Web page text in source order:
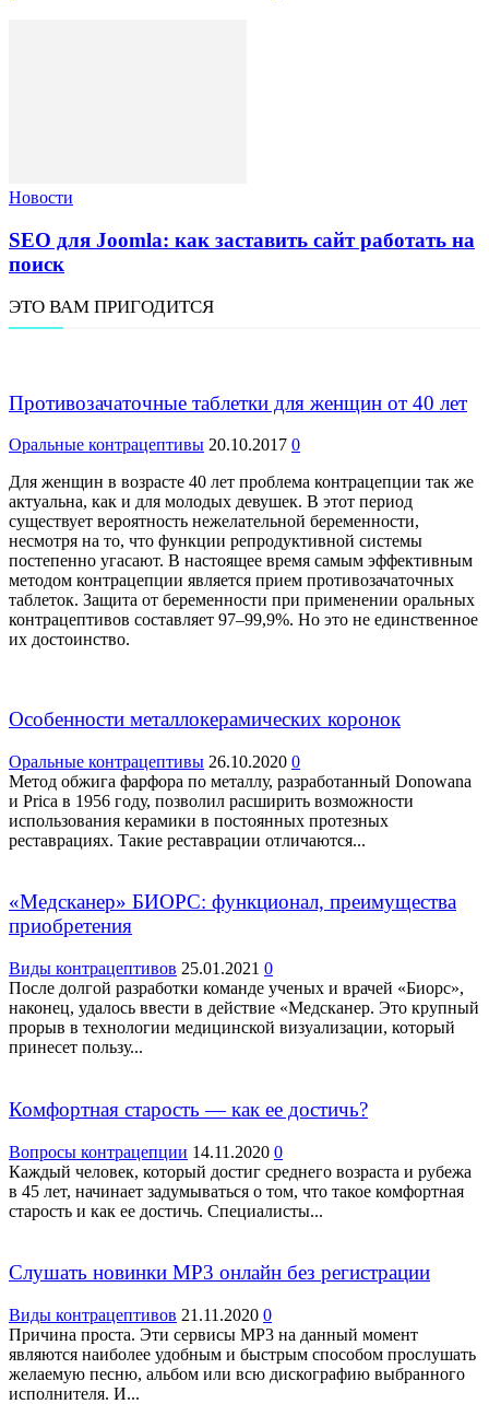
Новости
SEO для Joomla: как заставить сайт работать на
поиск
ЭТО ВАМ ПРИГОДИТСЯ
Противозачаточные таблетки для женщин от 40 лет
Оральные контрацептивы 20.10.2017 0
Для женщин в возрасте 40 лет проблема контрацепции так же
актуальна, как и для молодых девушек. В этот период
существует вероятность нежелательной беременности,
несмотря на то, что функции репродуктивной системы
постепенно угасают. В настоящее время самым эффективным
методом контрацепции является прием противозачаточных
таблеток. Защита от беременности при применении оральных
контрацептивов составляет 97–99,9%. Но это не единственное
их достоинство.
Особенности металлокерамических коронок
Оральные контрацептивы 26.10.2020 0
Метод обжига фарфора по металлу, разработанный Donowana
и Prica в 1956 году, позволил расширить возможности
использования керамики в постоянных протезных
реставрациях. Такие реставрации отличаются...
«Медсканер» БИОРС: функционал, преимущества
приобретения
Виды контрацептивов 25.01.2021 0
После долгой разработки команде ученых и врачей «Биорс»,
наконец, удалось ввести в действие «Медсканер. Это крупный
прорыв в технологии медицинской визуализации, который
принесет пользу...
Комфортная старость — как ее достичь?
Вопросы контрацепции 14.11.2020 0
Каждый человек, который достиг среднего возраста и рубежа
в 45 лет, начинает задумываться о том, что такое комфортная
старость и как ее достичь. Специалисты...
Слушать новинки МР3 онлайн без регистрации
Виды контрацептивов 21.11.2020 0
Причина проста. Эти сервисы МР3 на данный момент
являются наиболее удобным и быстрым способом прослушать
желаемую песню, альбом или всю дискографию выбранного
исполнителя. И...